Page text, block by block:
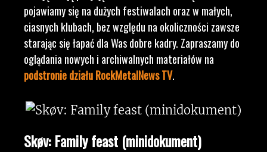
pojawiamy się na dużych festiwalach oraz w małych,
ciasnych klubach, bez względu na okoliczności zawsze
starając się łapać dla Was dobre kadry. Zapraszamy do
oglądania nowych i archiwalnych materiałów na
podstronie działu RockMetalNews TV.
Skøv: Family feast (minidokument)